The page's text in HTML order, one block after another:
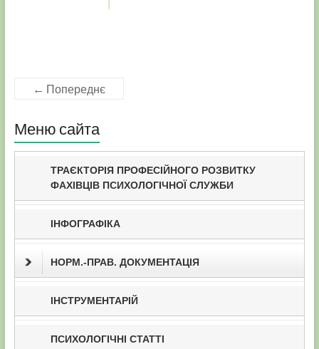
← Попереднє
Меню сайта
ТРАЄКТОРІЯ ПРОФЕСІЙНОГО РОЗВИТКУ
ФАХІВЦІВ ПСИХОЛОГІЧНОЇ СЛУЖБИ
ІНФОГРАФІКА
НОРМ.-ПРАВ. ДОКУМЕНТАЦІЯ
ІНСТРУМЕНТАРІЙ
ПСИХОЛОГІЧНІ СТАТТІ